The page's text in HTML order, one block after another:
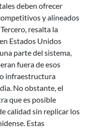
deben ofrecer
y alineados
resalta la
Estados Unidos
parte del sistema,
fuera de esos
infraestructura
No obstante, el
que es posible
calidad sin replicar los
Estas